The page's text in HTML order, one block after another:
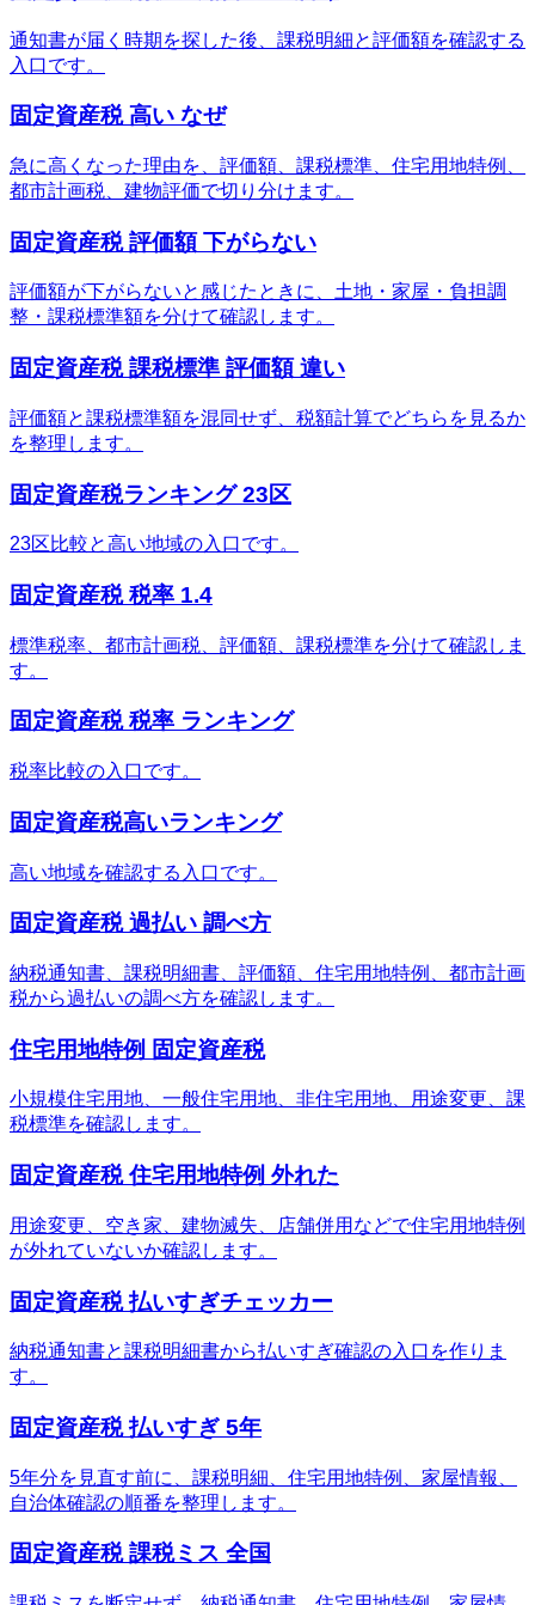
通知書が届く時期を探した後、課税明細と評価額を確認する
入口です。
固定資産税 高い なぜ
急に高くなった理由を、評価額、課税標準、住宅用地特例、
都市計画税、建物評価で切り分けます。
固定資産税 評価額 下がらない
評価額が下がらないと感じたときに、土地・家屋・負担調
整・課税標準額を分けて確認します。
固定資産税 課税標準 評価額 違い
評価額と課税標準額を混同せず、税額計算でどちらを見るか
を整理します。
固定資産税ランキング 23区
23区比較と高い地域の入口です。
固定資産税 税率 1.4
標準税率、都市計画税、評価額、課税標準を分けて確認しま
す。
固定資産税 税率 ランキング
税率比較の入口です。
固定資産税高いランキング
高い地域を確認する入口です。
固定資産税 過払い 調べ方
納税通知書、課税明細書、評価額、住宅用地特例、都市計画
税から過払いの調べ方を確認します。
住宅用地特例 固定資産税
小規模住宅用地、一般住宅用地、非住宅用地、用途変更、課
税標準を確認します。
固定資産税 住宅用地特例 外れた
用途変更、空き家、建物滅失、店舗併用などで住宅用地特例
が外れていないか確認します。
固定資産税 払いすぎチェッカー
納税通知書と課税明細書から払いすぎ確認の入口を作りま
す。
固定資産税 払いすぎ 5年
5年分を見直す前に、課税明細、住宅用地特例、家屋情報、
自治体確認の順番を整理します。
固定資産税 課税ミス 全国